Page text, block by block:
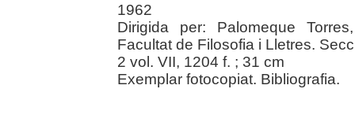
1962
Dirigida per: Palomeque
Facultat de Filosofia i Lletres.
2 vol. VII, 1204 f. ; 31 cm
Exemplar fotocopiat. Bibliografia.